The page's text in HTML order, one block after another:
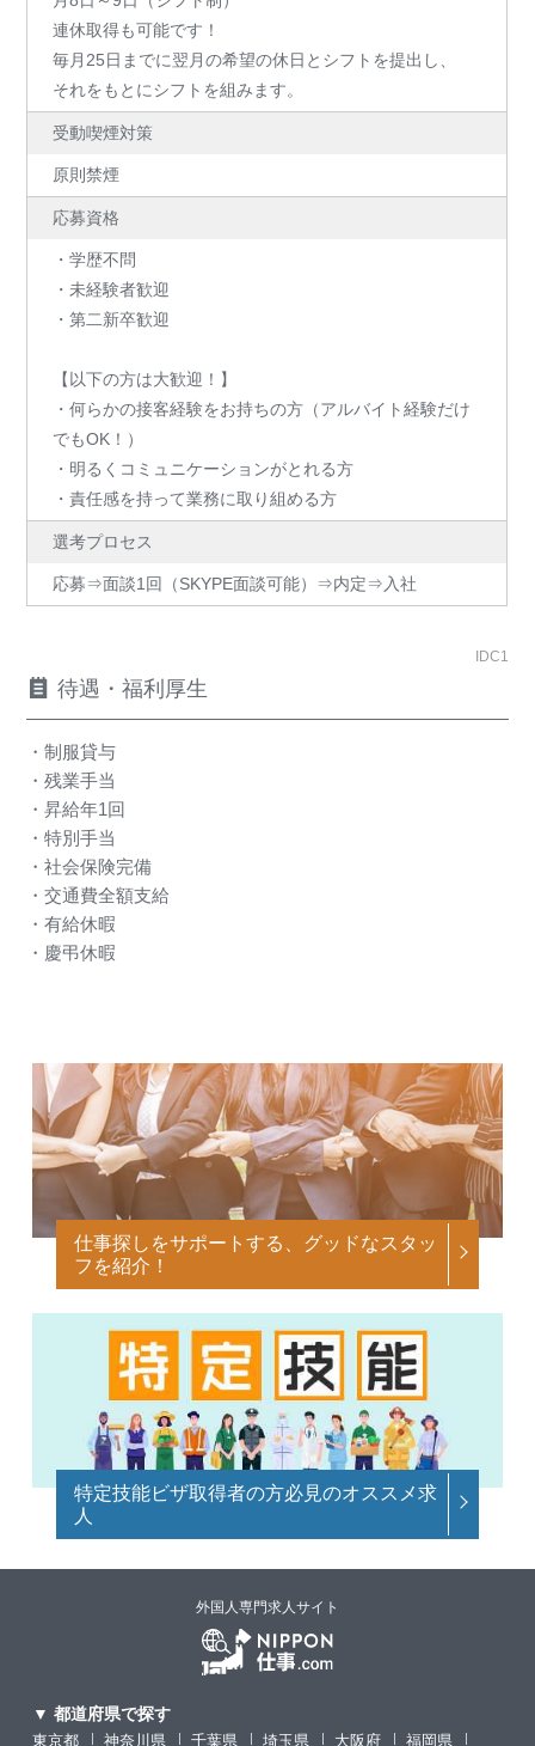
連休取得も可能です！
毎月25日までに翌月の希望の休日とシフトを提出し、
それをもとにシフトを組みます。
受動喫煙対策
原則禁煙
応募資格
・学歴不問
・未経験者歓迎
・第二新卒歓迎
【以下の方は大歓迎！】
・何らかの接客経験をお持ちの方（アルバイト経験だけ
でもOK！）
・明るくコミュニケーションがとれる方
・責任感を持って業務に取り組める方
選考プロセス
応募⇒面談1回（SKYPE面談可能）⇒内定⇒入社
IDC1
待遇・福利厚生
・制服貸与
・残業手当
・昇給年1回
・特別手当
・社会保険完備
・交通費全額支給
・有給休暇
・慶弔休暇
仕事探しをサポートする、グッドなスタッ
フを紹介！
特定技能ビザ取得者の方必見のオススメ求
人
外国人専門求人サイト
▼ 都道府県で探す
東京都 神奈川県 千葉県 埼玉県 大阪府
福岡県